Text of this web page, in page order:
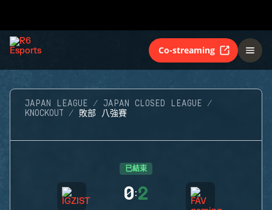
Co-streaming
JAPAN LEAGUE
JAPAN CLOSED LEAGUE
KNOCKOUT
敗部 八強賽
已結束
0:2